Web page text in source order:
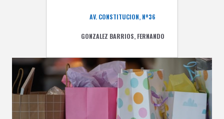
AV. CONSTITUCION, Nº36
GONZALEZ BARRIOS, FERNANDO